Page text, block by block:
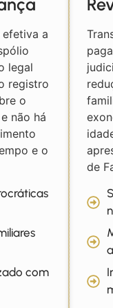
a
legal
registro
o
não há
e o
com
de